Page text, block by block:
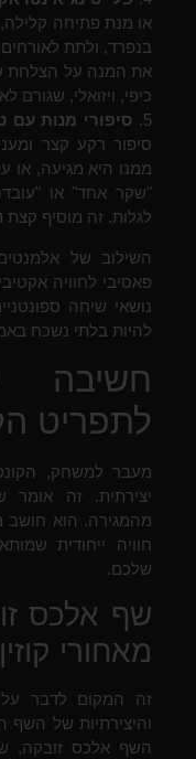
או מנת פתיחה
בנפרד, ולתת
את המנה על הצלחת
כיפי, ויזואלי,
5.
סיפורי מנות עם
סיפור רקע קצר
ממנו היא מגיעה, או
"שקר אחד" או
לגלות. זה מוסיף
השילוב של
פאסיבי לחוויה
נושאי שיחה
להיות בלתי נשכח
חשיבה
לתפריט
מעבר למשחק,
יצירתית. זה
מהמגירה. הוא חושב
חוויה ייחודית
שלכם.
שף אלכס
מאחורי
זה המקום לדבר
והיצירתיות של השף
השף אלכס זובקה,